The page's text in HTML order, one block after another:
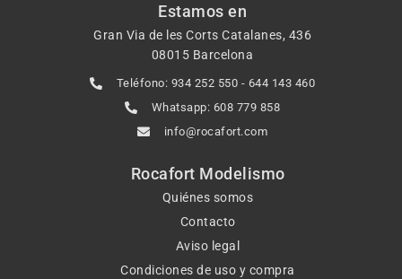
Estamos en
Gran Via de les Corts Catalanes, 436
08015 Barcelona
Teléfono: 934 252 550 - 644 143 460
Whatsapp: 608 779 858
info@rocafort.com
Rocafort Modelismo
Quiénes somos
Contacto
Aviso legal
Condiciones de uso y compra